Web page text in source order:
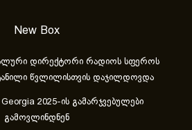
New Box
დირექტორი რადიოს სფეროს
წვლილისთვის დაჯილდოვდა
2025-ის გამარჯვებულები
გამოვლინდნენ